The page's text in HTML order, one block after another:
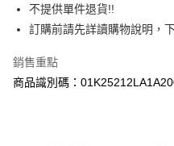
元大商業銀行
玉山商業銀行
台灣樂天信用卡公司
悠遊付
大哥付你分期
相關說明
不提供單件退貨!!
訂購前請先詳讀購物說明，
銷售重點
商品識別碼：